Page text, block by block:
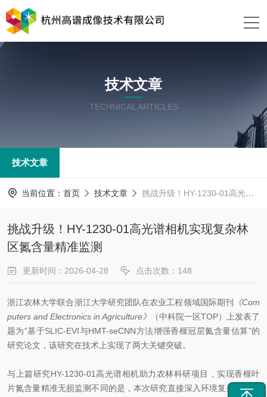
技术文章
TECHNICAL ARTICLES
技术文章
当前位置： 首页 技术文章 挑战升级！HY-1230-01高光谱相机实现复杂林区氮含量精准监测
挑战升级！HY-1230-01高光谱相机实现复杂林
区氮含量精准监测
更新时间：2026-04-28 点击次数：148
浙江农林大学联合浙江大学研究团队在农业工程领域国际期刊
《Com
puters and Electronics in Agriculture》
（中科院一区TOP）上发表了
题为“基于SLIC-EVI与HMT-seCNN方法增强香榧冠层氮含量估算”的
研究论文， 该研究在技术上实现了两大关键突破。
与上篇研究HY-1230-01高光谱相机助力农林科研项目，实现香榧叶
片氮含量精准无损监测不同的是，本次研究直接深入环境复杂的真实